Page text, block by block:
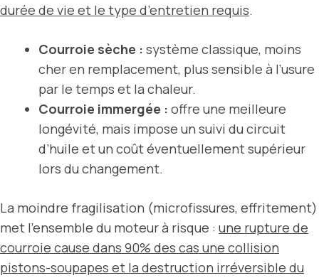
durée de vie et le type d’entretien requis.
Courroie sèche : système classique, moins
cher en remplacement, plus sensible à l’usure
par le temps et la chaleur.
Courroie immergée : offre une meilleure
longévité, mais impose un suivi du circuit
d’huile et un coût éventuellement supérieur
lors du changement.
La moindre fragilisation (microfissures, effritement)
met l’ensemble du moteur à risque : une rupture de
courroie cause dans 90% des cas une collision
pistons-soupapes et la destruction irréversible du